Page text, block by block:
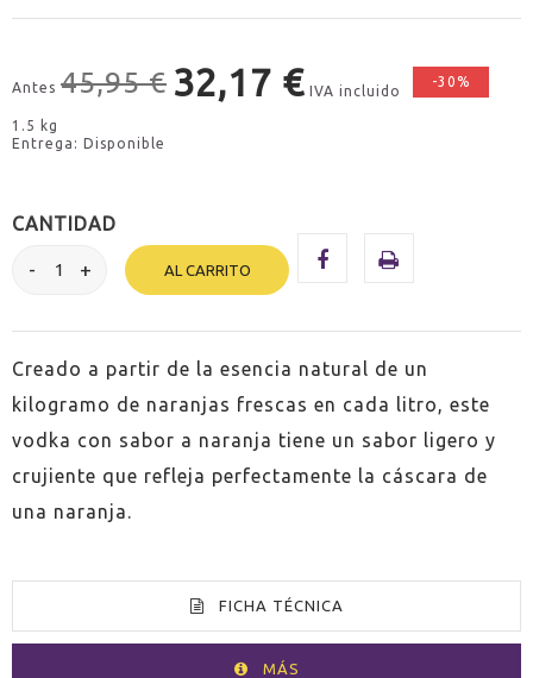
Antes 45,95 € 32,17 € IVA incluido
-30%
1.5 kg
Entrega: Disponible
CANTIDAD
AL CARRITO
Creado a partir de la esencia natural de un
kilogramo de naranjas frescas en cada litro, este
vodka con sabor a naranja tiene un sabor ligero y
crujiente que refleja perfectamente la cáscara de
una naranja.
FICHA TÉCNICA
MÁS